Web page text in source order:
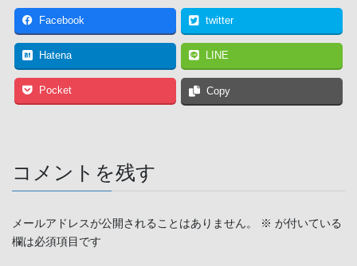
Facebook twitter
Hatena LINE
Pocket Copy
コメントを残す
メールアドレスが公開されることはありません。 ※ が付いている
欄は必須項目です